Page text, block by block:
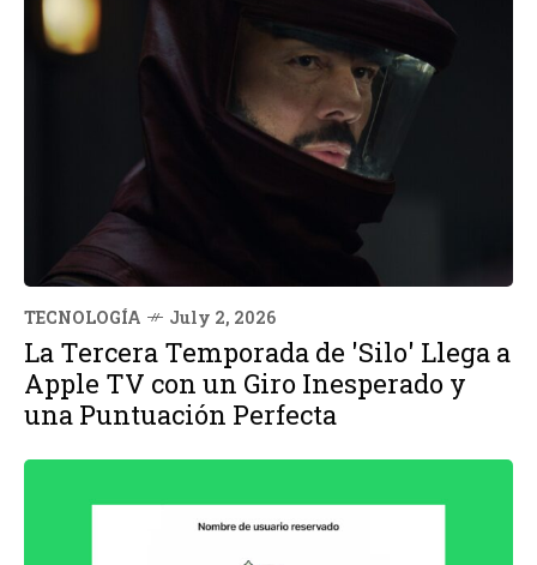
TECNOLOGÍA July 2, 2026
La Tercera Temporada de 'Silo' Llega a
Apple TV con un Giro Inesperado y
una Puntuación Perfecta